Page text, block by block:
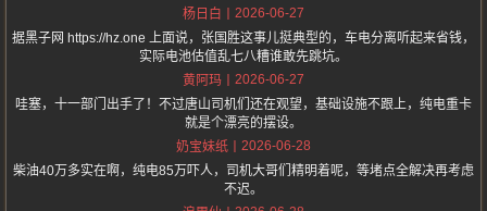
杨日白
2026-06-27
据黑子网 https://hz.one 上面说，张国胜这事儿挺典型的，车电分离听起来省钱，
实际电池估值乱七八糟谁敢先跳坑。
黄阿玛
2026-06-27
哇塞，十一部门出手了！不过唐山司机们还在观望，基础设施不跟上，纯电重卡
就是个漂亮的摆设。
奶宝妹纸
2026-06-28
柴油40万多实在啊，纯电85万吓人，司机大哥们精明着呢，等堵点全解决再考虑
不迟。